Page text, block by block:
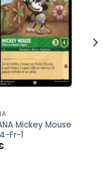
Ajouter
à la liste
d’envies
Mickey Mouse
Fr-1